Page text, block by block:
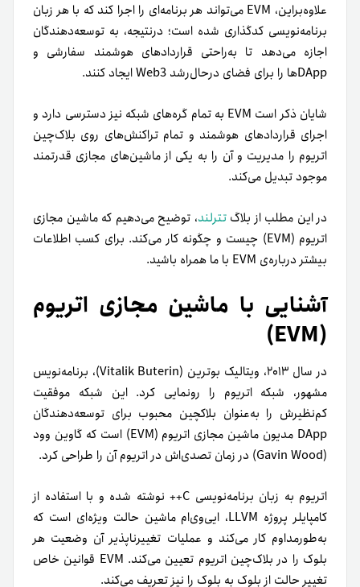
علاوه‌بر‌این، EVM می‌تواند هر برنامه‌ای را اجرا کند که با هر زبان
برنامه‌نویسی کدگذاری شده است؛ در‌نتیجه، به توسعه‌دهندگان
اجازه می‌دهد تا به‌راحتی قراردادهای هوشمند سفارشی و
DApp‌ها را برای فضای در‌حال‌رشد Web3 ایجاد کنند.
شایان ذکر است EVM به تمام گره‌های شبکه نیز دسترسی دارد و
اجرای قراردادهای هوشمند و تمام تراکنش‌های روی بلاک‌چین
اتریوم را مدیریت و آن را به یکی از ماشین‌های مجازی قدرتمند
موجود تبدیل می‌کند.
در این مطلب از بلاگتترلند، توضیح می‌دهیم که ماشین مجازی
اتریوم (EVM) چیست و چگونه کار می‌کند. برای کسب اطلاعات
بیشتر درباره‌ی EVM با ما همراه باشید.
آشنایی با ماشین مجازی اتریوم
(EVM)
در سال ۲۰۱۳، ویتالیک بوترین (Vitalik Buterin)، برنامه‌نویس
مشهور، شبکه اتریوم را رونمایی کرد. این شبکه موفقیت
کم‌نظیرش را به‌عنوان بلاکچین محبوب برای توسعه‌دهندگان
DApp مدیون ماشین مجازی اتریوم (EVM) است که گاوین وود
(Gavin Wood) در زمان تصدی‌اش در اتریوم آن را طراحی کرد.
اتریوم به زبان برنامه‌نویسی C++ نوشته شده و با استفاده از
کامپایلر پروژه LLVM، ایی‌وی‌ام ماشین حالت ویژه‌ای است که
به‌طورمداوم کار می‌کند و عملیات تغییرناپذیر آن وضعیت هر
بلوک را در بلاک‌چین اتریوم تعیین می‌کند. EVM قوانین خاص
تغییر حالت از بلوک به بلوک را نیز تعریف می‌کند.